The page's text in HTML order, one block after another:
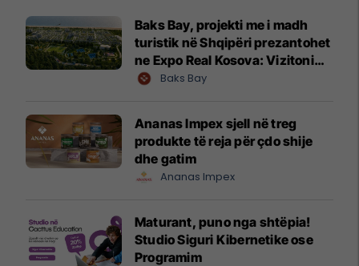
Baks Bay, projekti me i madh
turistik në Shqipëri prezantohet
ne Expo Real Kosova: Vizitoni
shtandin dhe zbuloni
Baks Bay
Ananas Impex sjell në treg
produkte të reja për çdo shije
dhe gatim
Ananas Impex
Maturant, puno nga shtëpia!
Studio Siguri Kibernetike ose
Programim